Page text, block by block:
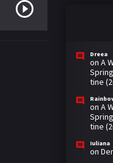
Dreea
on A
tine
on A
tine
Iuliana
on